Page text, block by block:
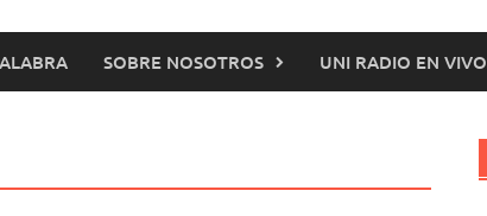
SOBRE NOSOTROS UNI RADIO EN VIVO